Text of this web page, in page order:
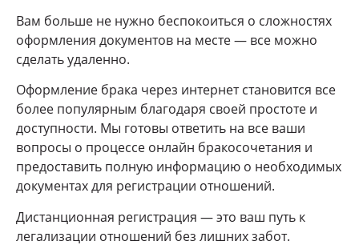
Вам больше не нужно беспокоиться о сложностях
оформления документов на месте — все можно
сделать удаленно.
Оформление брака через интернет становится все
более популярным благодаря своей простоте и
доступности. Мы готовы ответить на все ваши
вопросы о процессе онлайн бракосочетания и
предоставить полную информацию о необходимых
документах для регистрации отношений.
Дистанционная регистрация — это ваш путь к
легализации отношений без лишних забот.